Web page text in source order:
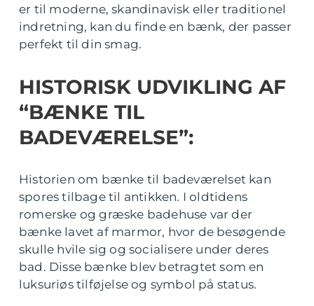
er til moderne, skandinavisk eller traditionel
indretning, kan du finde en bænk, der passer
perfekt til din smag.
HISTORISK UDVIKLING AF
“BÆNKE TIL
BADEVÆRELSE”:
Historien om bænke til badeværelset kan
spores tilbage til antikken. I oldtidens
romerske og græske badehuse var der
bænke lavet af marmor, hvor de besøgende
skulle hvile sig og socialisere under deres
bad. Disse bænke blev betragtet som en
luksuriøs tilføjelse og symbol på status.